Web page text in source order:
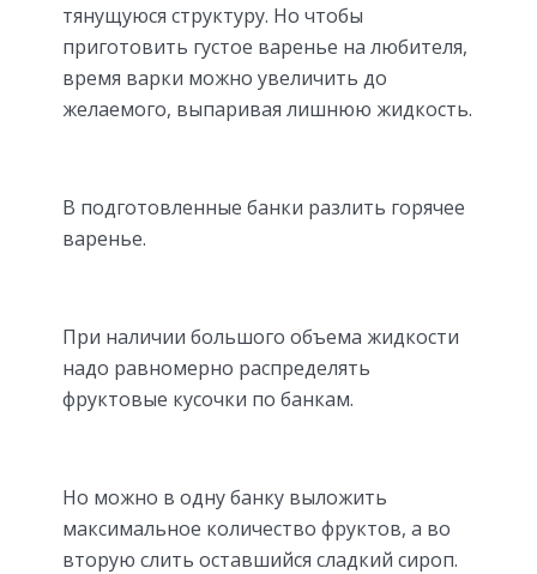
тянущуюся структуру. Но чтобы
приготовить густое варенье на любителя,
время варки можно увеличить до
желаемого, выпаривая лишнюю жидкость.
В подготовленные банки разлить горячее
варенье.
При наличии большого объема жидкости
надо равномерно распределять
фруктовые кусочки по банкам.
Но можно в одну банку выложить
максимальное количество фруктов, а во
вторую слить оставшийся сладкий сироп.